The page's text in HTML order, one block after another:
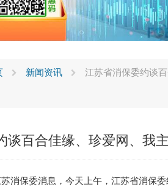
新闻资讯 江苏省消保委约谈
谈百合佳缘、珍爱网、我
消保委消息，今天上午，江苏省消保